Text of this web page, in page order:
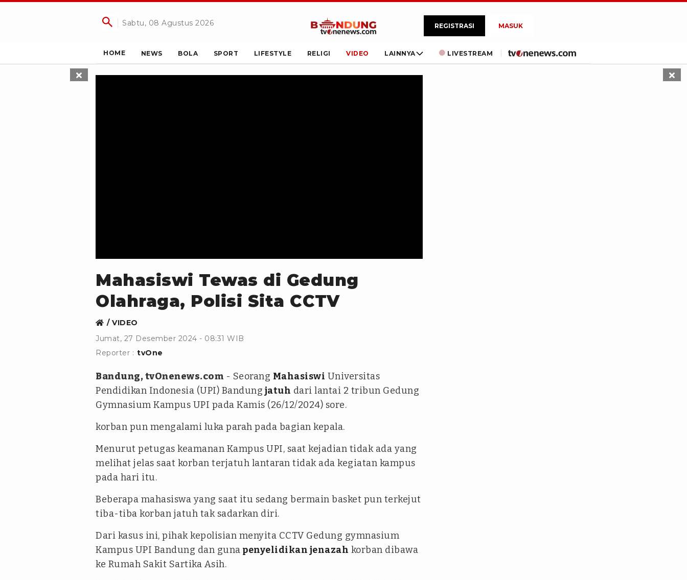
Sabtu, 08 Agustus 2026 REGISTRASI MASUK
HOME NEWS BOLA SPORT LIFESTYLE RELIGI VIDEO LAINNYA LIVESTREAM
Mahasiswi Tewas di Gedung
Olahraga, Polisi Sita CCTV
VIDEO
Jumat, 27 Desember 2024 - 08:31 WIB
Reporter : tvOne
Bandung, tvOnenews.com - Seorang Mahasiswi Universitas
Pendidikan Indonesia (UPI) Bandung jatuh dari lantai 2 tribun Gedung
Gymnasium Kampus UPI pada Kamis (26/12/2024) sore.
korban pun mengalami luka parah pada bagian kepala.
Menurut petugas keamanan Kampus UPI, saat kejadian tidak ada yang
melihat jelas saat korban terjatuh lantaran tidak ada kegiatan kampus
pada hari itu.
Beberapa mahasiswa yang saat itu sedang bermain basket pun terkejut
tiba-tiba korban jatuh tak sadarkan diri.
Dari kasus ini, pihak kepolisian menyita CCTV Gedung gymnasium
Kampus UPI Bandung dan guna penyelidikan jenazah korban dibawa
ke Rumah Sakit Sartika Asih.